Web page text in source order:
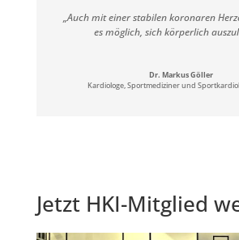
„Auch mit einer stabilen koronaren
es möglich, sich körperlich
Dr. Markus Göller
Kardiologe, Sportmediziner und
Jetzt HKI-Mitglied